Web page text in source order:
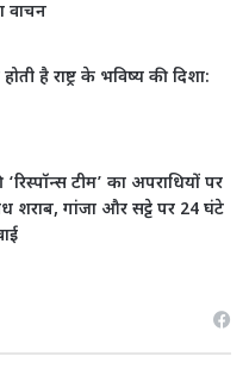
वाचन
है राष्ट्र के भविष्य की दिशा:
टीम’ का अपराधियों पर
शराब, गांजा और सट्टे पर 24 घंटे